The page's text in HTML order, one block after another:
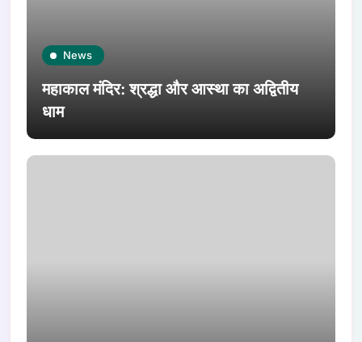
News
महाकाल मंदिर: श्रद्धा और आस्था का अद्वितीय
धाम